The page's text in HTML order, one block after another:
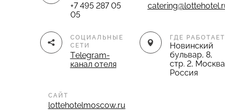
+7 495 287 05
05
СОЦИАЛЬНЫЕ
СЕТИ
Telegram-
канал отеля
ГДЕ РАБОТАЕТ
Новинский
бульвар, 8,
стр. 2,
Россия
САЙТ
lottehotelmoscow.ru